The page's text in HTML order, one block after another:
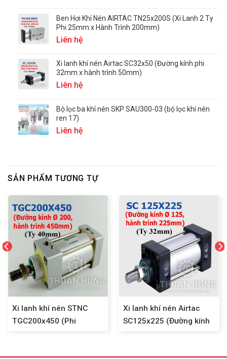
Ben Hơi Khí Nén AIRTAC TN25x200S (Xi Lanh 2 Ty
Phi 25mm x Hành Trình 200mm)
Liên hệ
Xi lanh khí nén Airtac SC32x50 (Đường kính phi
32mm x hành trình 50mm)
Liên hệ
Bộ lọc ba khí nén SKP SAU300-03 (bộ lọc khí nén
ren 17)
Liên hệ
SẢN PHẨM TƯƠNG TỰ
Xi lanh khí nén STNC
TGC200x450 (Phi
Xi lanh khí nén Airtac
SC125x225 (Đường kính